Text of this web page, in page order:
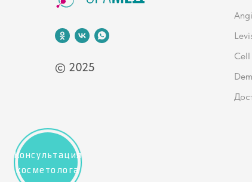
© 2025
Cell
Консультация
косметолога